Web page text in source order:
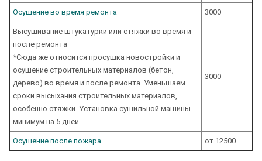
Осушение во время ремонта 3000
Высушивание штукатурки или стяжки во время и
после ремонта
*Сюда же относится просушка новостройки и
осушение строительных материалов (бетон,
дерево) во время и после ремонта. Уменьшаем
сроки высыхания строительных материалов,
особенно стяжки. Установка сушильной машины
минимум на 5 дней.
3000
Осушение после пожара от 12500